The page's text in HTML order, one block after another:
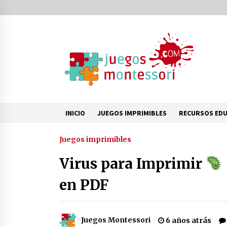
al
INICIO JUEGOS IMPRIMIBLES RECURSOS
Tendencia ahora
Actividades Montessori para
Torre Rosa Montessori: un pilar
Juegos imprimibles
Virus para Imprimir
en PDF
Juegos Montessori 6 años atrás